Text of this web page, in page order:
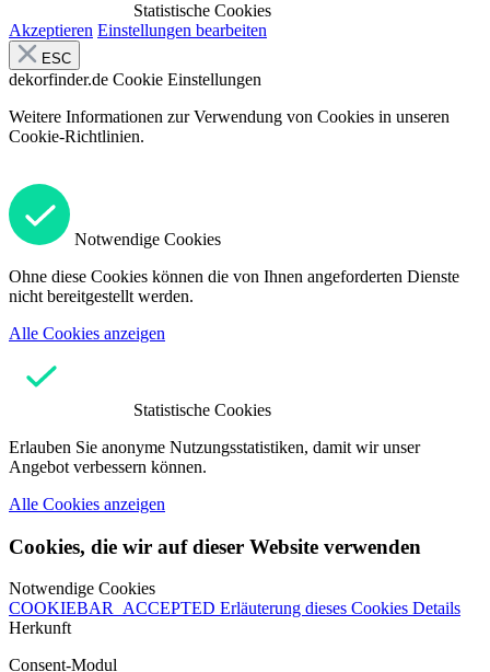
Statistische Cookies
Akzeptieren Einstellungen bearbeiten
ESC
dekorfinder.de Cookie Einstellungen
Weitere Informationen zur Verwendung von Cookies in unseren
Cookie-Richtlinien.
Notwendige Cookies
Ohne diese Cookies können die von Ihnen angeforderten Dienste
nicht bereitgestellt werden.
Alle Cookies anzeigen
Statistische Cookies
Erlauben Sie anonyme Nutzungsstatistiken, damit wir unser
Angebot verbessern können.
Alle Cookies anzeigen
Cookies, die wir auf dieser Website verwenden
Notwendige Cookies
COOKIEBAR_ACCEPTED Erläuterung dieses Cookies Details
Herkunft
Consent-Modul